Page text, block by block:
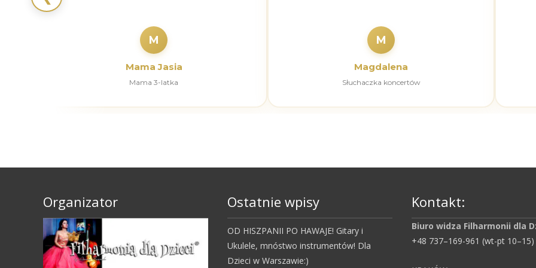
M
Mama Jasia
Mama 3-latka
M
Magdalena
Słuchaczka koncertów
Organizator Ostatnie wpisy
OD HISZPANII PO HAWAJE! Gitary i
Ukulele, mnóstwo instrumentów! Dla
Dzieci w Warszawie:)
Kontakt:
Biuro widza Filharmonii dla
+48 737–169-961 (wt-pt 10–15)